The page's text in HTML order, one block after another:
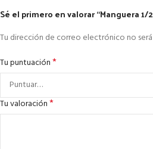
Sé el primero en valorar “Manguera 1/
Tu dirección de correo electrónico no
Tu puntuación*
Tu valoración*